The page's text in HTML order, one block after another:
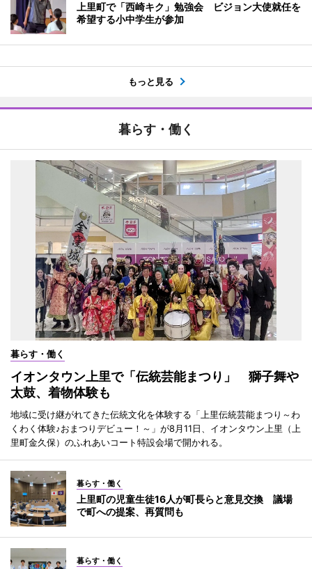
上里町で「西崎キク」勉強会 ビジョン大使就任を
希望する小中学生が参加
もっと見る
暮らす・働く
暮らす・働く
イオンタウン上里で「伝統芸能まつり」 獅子舞や
太鼓、着物体験も
地域に受け継がれてきた伝統文化を体験する「上里伝統芸能まつり～わ
くわく体験♪おまつりデビュー！～」が8月11日、イオンタウン上里（上
里町金久保）のふれあいコート特設会場で開かれる。
暮らす・働く
上里町の児童生徒16人が町長らと意見交換 議場
で町への提案、再質問も
暮らす・働く